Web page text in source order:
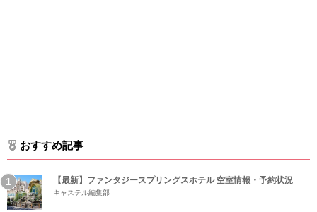
おすすめ記事
【最新】ファンタジースプリングスホテル 空室情報・予約状況
キャステル編集部